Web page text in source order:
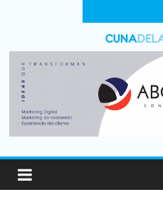
Vacaciones de invierno con
turístico: 4,6 millones de